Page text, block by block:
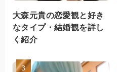
大森元貴の恋愛観と好き
なタイプ・結婚観を詳し
く紹介